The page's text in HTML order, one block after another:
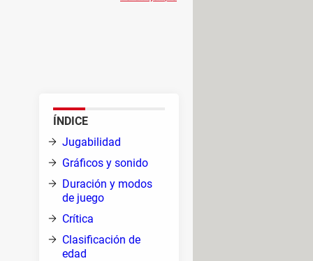
junto a otros conductores
rápidas y la Serie Desafío
ÍNDICE
Jugabilidad
Gráficos y sonido
Duración y modos
de juego
Crítica
Clasificación de
edad